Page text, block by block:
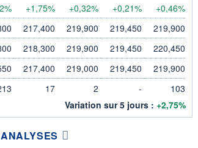
+1,75% +0,32% +0,21% +0,46%
217,400 219,900 219,450 219,900
218,300 219,900 219,450 220,450
217,400 219,000 219,450 219,900
17 2 -
103
Variation sur 5 jours : +2,75%